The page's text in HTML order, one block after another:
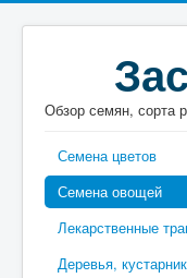
Обзор семян, сорта
Семена цветов
Семена овощей
Лекарственные
Деревья,